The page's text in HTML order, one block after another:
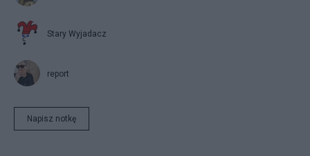
Stary Wyjadacz
report
Napisz notkę